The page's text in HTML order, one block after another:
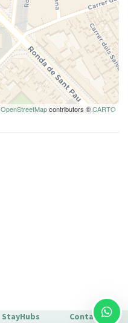
OpenStreetMapcontributors ©CARTO
StayHubs Contacto